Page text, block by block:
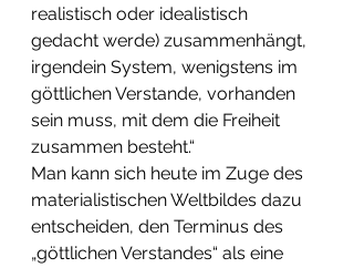
realistisch oder idealistisch
gedacht werde) zusammenhängt,
irgendein System, wenigstens im
göttlichen Verstande, vorhanden
sein muss, mit dem die Freiheit
zusammen besteht.“
Man kann sich heute im Zuge des
materialistischen Weltbildes dazu
entscheiden, den Terminus des
„göttlichen Verstandes“ als eine